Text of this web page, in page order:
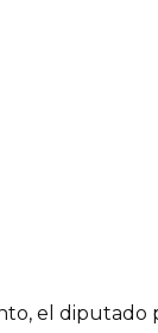
el diputado